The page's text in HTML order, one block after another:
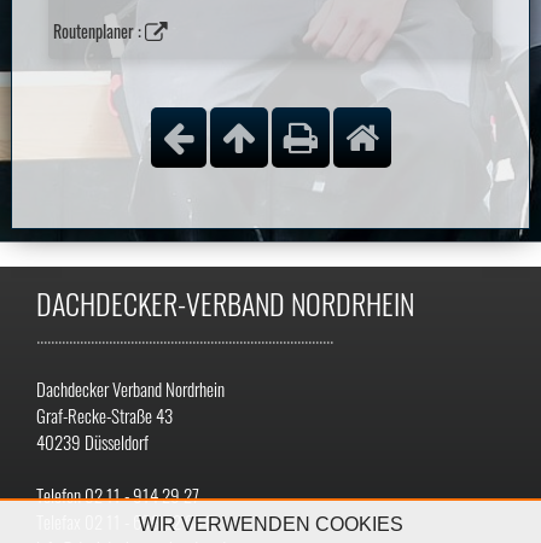
Routenplaner :
DACHDECKER-VERBAND NORDRHEIN
..................................................................................
Dachdecker Verband Nordrhein
Graf-Recke-Straße 43
40239 Düsseldorf
Telefon 02 11 - 914 29 27
Telefax 02 11 - 699 32 68 8WIR VERWENDEN COOKIES